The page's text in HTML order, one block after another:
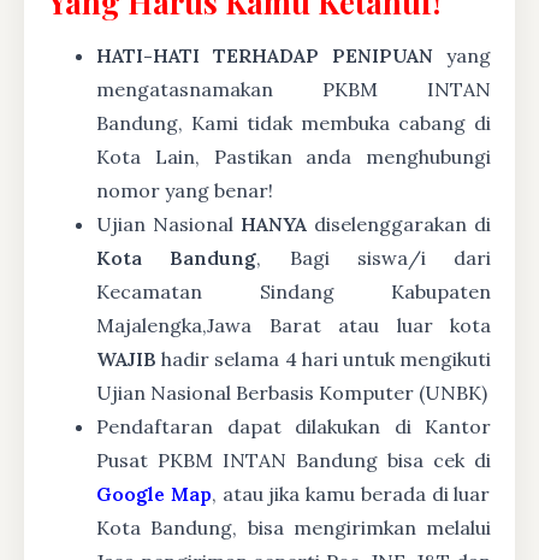
HATI-HATI TERHADAP PENIPUAN yang
mengatasnamakan PKBM INTAN
Bandung, Kami tidak membuka cabang di
Kota Lain, Pastikan anda menghubungi
nomor yang benar!
Ujian Nasional HANYA diselenggarakan di
Kota Bandung, Bagi siswa/i dari
Kecamatan Sindang Kabupaten
Majalengka,Jawa Barat atau luar kota
WAJIB hadir selama 4 hari untuk mengikuti
Ujian Nasional Berbasis Komputer (UNBK)
Pendaftaran dapat dilakukan di Kantor
Pusat PKBM INTAN Bandung bisa cek di
Google Map, atau jika kamu berada di luar
Kota Bandung, bisa mengirimkan melalui